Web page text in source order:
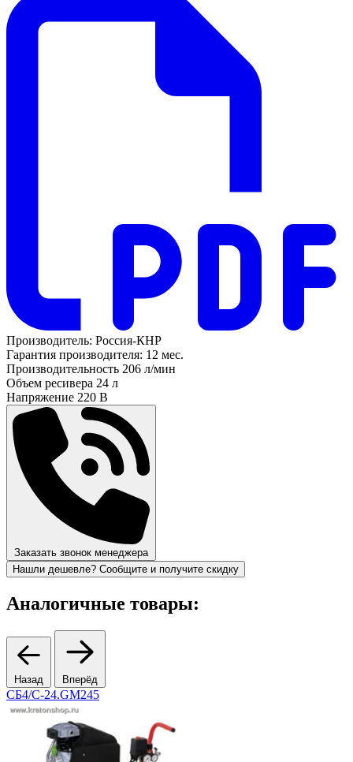
Производитель: Россия-КНР
Гарантия производителя: 12 мес.
Производительность 206 л/мин
Объем ресивера 24 л
Напряжение 220 В
Заказать звонок менеджера
Нашли дешевле? Сообщите и получите скидку
Аналогичные товары:
Назад Вперёд
СБ4/С-24.GM245